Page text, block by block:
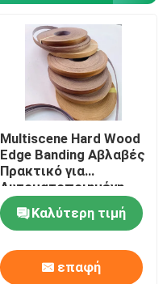
Multiscene Hard Wood
Edge Banding Αβλαβές
Πρακτικό για
Αυτοματοποιημένη
Παραγωγή
Καλύτερη τιμή
επαφή